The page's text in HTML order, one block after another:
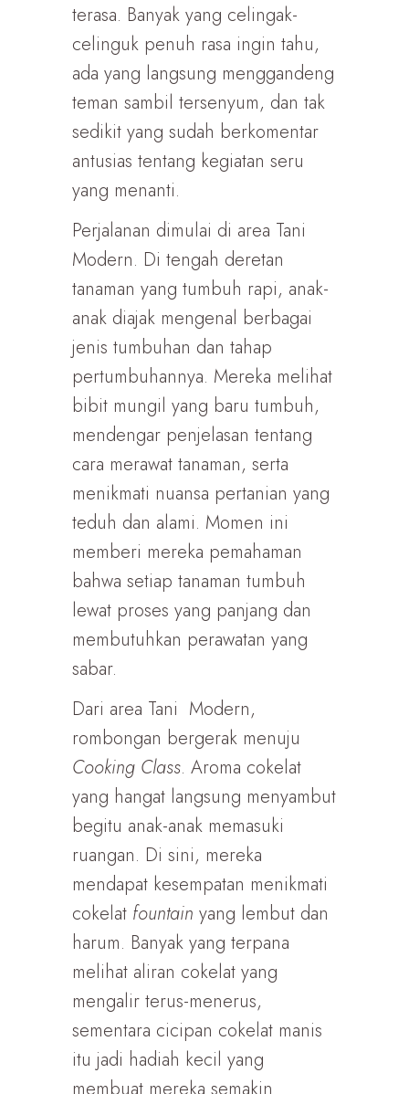
terasa. Banyak yang celingak-
celinguk penuh rasa ingin tahu,
ada yang langsung menggandeng
teman sambil tersenyum, dan tak
sedikit yang sudah berkomentar
antusias tentang kegiatan seru
yang menanti.
Perjalanan dimulai di area Tani
Modern. Di tengah deretan
tanaman yang tumbuh rapi, anak-
anak diajak mengenal berbagai
jenis tumbuhan dan tahap
pertumbuhannya. Mereka melihat
bibit mungil yang baru tumbuh,
mendengar penjelasan tentang
cara merawat tanaman, serta
menikmati nuansa pertanian yang
teduh dan alami. Momen ini
memberi mereka pemahaman
bahwa setiap tanaman tumbuh
lewat proses yang panjang dan
membutuhkan perawatan yang
sabar.
Dari area Tani Modern,
rombongan bergerak menuju
Cooking Class. Aroma cokelat
yang hangat langsung menyambut
begitu anak-anak memasuki
ruangan. Di sini, mereka
mendapat kesempatan menikmati
cokelat fountain yang lembut dan
harum. Banyak yang terpana
melihat aliran cokelat yang
mengalir terus-menerus,
sementara cicipan cokelat manis
itu jadi hadiah kecil yang